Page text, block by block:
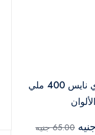
مج حراري نايس 400 ملي
65.00 جنيه